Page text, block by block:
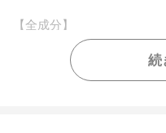
【全成分】
水、ココアルキル硫酸Ｎ
シルグルコシド、塩化Ｎ
ン、ニューサイランエキ
続